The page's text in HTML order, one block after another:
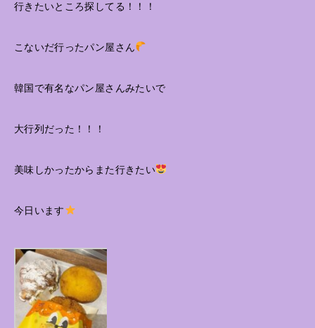
行きたいところ探してる！！！
こないだ行ったパン屋さん
韓国で有名なパン屋さんみたいで
大行列だった！！！
美味しかったからまた行きたい
今日います